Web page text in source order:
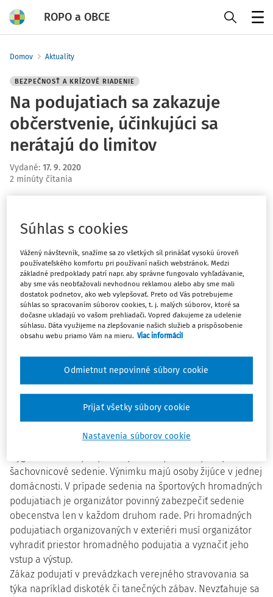
ROPO a OBCE
Domov Aktuality
BEZPEČNOSŤ A KRÍZOVÉ RIADENIE
Na podujatiach sa zakazuje
občerstvenie, účinkujúci sa
nerátajú do limitov
Vydané: 17. 9. 2020
2 minúty čítania
obecenstve. Podávanie občerstvenia je zakázané. Na
športových podujatiach je povinné sedenie v každom
druhom rade. Hromadné podujatia v prevádzkach
verejného stravovania sú zakázané s výnimkou svadieb,
karov a krstín do 150 osôb. Vyplýva to z opatrenia Úradu
verejného zdravotníctva (ÚVZ) SR, ktoré je účinné od
piatka.
Bratislava 18. septembra (TASR) - Na hromadných
podujatiach sa naďalej môže zúčastniť v jednom okamihu
najviac 500 osôb v interiéri a 1000 osôb v exteriéri.
Výnimku zo zákazu majú hromadné podujatia, ktorých
všetci účastníci majú v čase začiatku hromadného
starší ako 12 hodín.
šachovnicové sedenie. Výnimku majú osoby žijúce v jednej
domácnosti. V prípade sedenia na športových hromadných
podujatiach je organizátor povinný zabezpečiť sedenie
obecenstva len v každom druhom rade. Pri hromadných
podujatiach organizovaných v exteriéri musí organizátor
vyhradiť priestor hromadného podujatia a vyznačiť jeho
vstup a výstup.
Zákaz podujatí v prevádzkach verejného stravovania sa
týka napríklad diskoték či tanečných zábav. Nevzťahuje sa
Súhlas s cookies
Vážený návštevník, snažíme sa zo všetkých síl prinášať vysokú úroveň
používateľského komfortu pri používaní našich webstránok. Medzi
základné predpoklady patrí napr. aby správne fungovalo vyhľadávanie,
aby sme vás neobťažovali nevhodnou reklamou alebo aby sme mali
dostatok podnetov, ako web vylepšovať. Preto od Vás potrebujeme
súhlas so spracovaním súborov cookies, t. j. malých súborov, ktoré sa
dočasne ukladajú vo vašom prehliadači. Vopred ďakujeme za udelenie
súhlasu. Dáta využijeme na zlepšovanie našich služieb a prispôsobenie
obsahu webu priamo Vám na mieru. Viac informácií
Nastavenia súborov cookie
Odmietnut nepovinné súbory cookie
Prijať všetky súbory cookie